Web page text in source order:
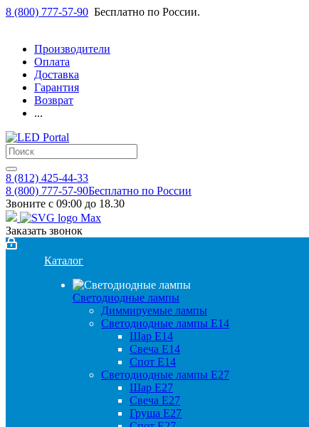
8 (800) 777-57-90 Бесплатно по России.
Производители
Оплата
Доставка
Гарантия
Возврат
...
8 (812) 425-44-33
8 (800) 777-57-90Бесплатно по России
Звоните с 09:00 до 18.30
Заказать звонок
Каталог
Светодиодные лампы
Диммируемые лампы
Светодиодные лампы Е14
Шар Е14
Свеча Е14
Спот Е14
Светодиодные лампы Е27
Шар Е27
Свеча Е27
Груша Е27